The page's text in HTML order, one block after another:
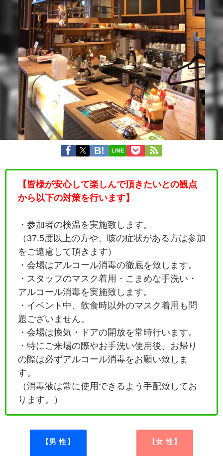
LINE
【皆様が安心して楽しんで頂きたいとの観点
から以下の対策を行います】
・参加者の検温を実施致します。
（37.5度以上の方や、咳の症状がある方は参加
をご遠慮して頂きます）
・会場はアルコール消毒の徹底を致します。
・ スタッフのマスク着用・こまめな手洗い・
アルコール消毒を実施致します。
・イベント中、飲食時以外のマスク着用も問
題ございません。
・会場は換気・ドアの開放を常時行います。
・特にご来場の際やお手洗い使用後、お帰り
の際は必ずアルコール消毒をお願い致しま
す。
（消毒液は常に使用できるよう手配致してお
ります。）
【男 性】 【女 性】